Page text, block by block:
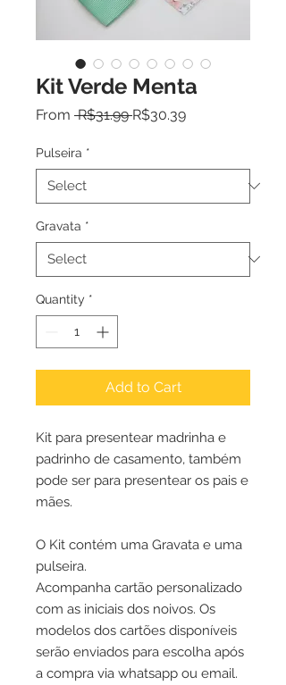
Kit Verde Menta
From R$31.99 Regular
R$30.39Sale
Pulseira *
Gravata *
Quantity *
Add to Cart
Kit para presentear madrinha e
padrinho de casamento, também
pode ser para presentear os pais e
mães.
O Kit contém uma Gravata e uma
pulseira.
Acompanha cartão personalizado
com as iniciais dos noivos. Os
modelos dos cartões disponíveis
serão enviados para escolha após
a compra via whatsapp ou email.